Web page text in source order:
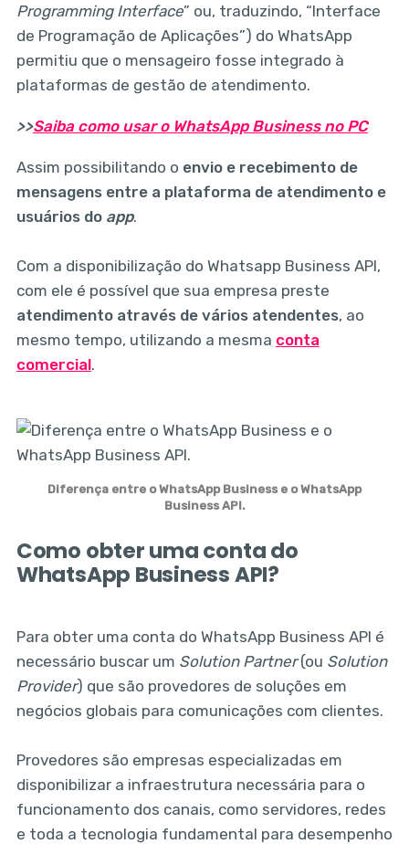
Programming Interface” ou, traduzindo, “Interface
de Programação de Aplicações”) do WhatsApp
permitiu que o mensageiro fosse integrado à
plataformas de gestão de atendimento.
>>Saiba como usar o WhatsApp Business no PC
Assim possibilitando o envio e recebimento de
mensagens entre a plataforma de atendimento e
usuários do app.
Com a disponibilização do Whatsapp Business API,
com ele é possível que sua empresa preste
atendimento através de vários atendentes, ao
mesmo tempo, utilizando a mesma conta
comercial.
Diferença entre o WhatsApp Business e o WhatsApp
Business API.
Como obter uma conta do
WhatsApp Business API?
Para obter uma conta do WhatsApp Business API é
necessário buscar um Solution Partner(ou Solution
Provider) que são provedores de soluções em
negócios globais para comunicações com clientes.
Provedores são empresas especializadas em
disponibilizar a infraestrutura necessária para o
funcionamento dos canais, como servidores, redes
e toda a tecnologia fundamental para desempenho